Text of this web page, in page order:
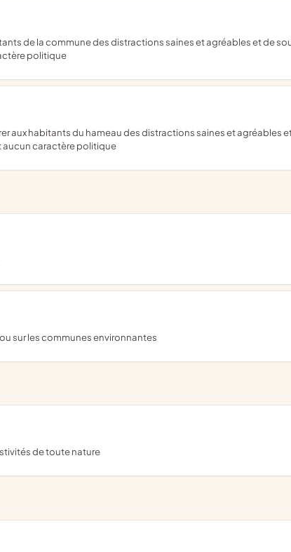
politique
aucun caractère politique
sur les communes environnantes
de toute nature